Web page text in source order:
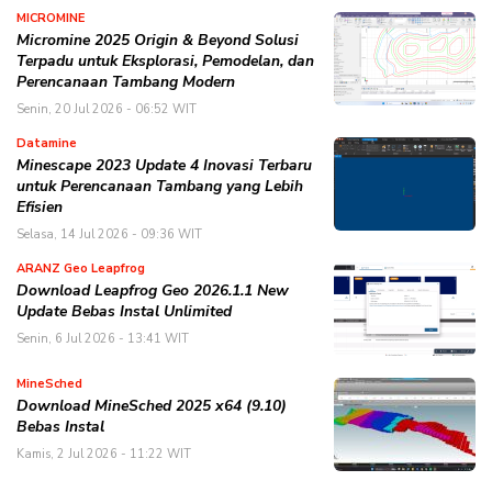
MICROMINE
Micromine 2025 Origin & Beyond Solusi
Terpadu untuk Eksplorasi, Pemodelan, dan
Perencanaan Tambang Modern
Senin, 20 Jul 2026 - 06:52 WIT
Datamine
Minescape 2023 Update 4 Inovasi Terbaru
untuk Perencanaan Tambang yang Lebih
Efisien
Selasa, 14 Jul 2026 - 09:36 WIT
ARANZ Geo Leapfrog
Download Leapfrog Geo 2026.1.1 New
Update Bebas Instal Unlimited
Senin, 6 Jul 2026 - 13:41 WIT
MineSched
Download MineSched 2025 x64 (9.10)
Bebas Instal
Kamis, 2 Jul 2026 - 11:22 WIT